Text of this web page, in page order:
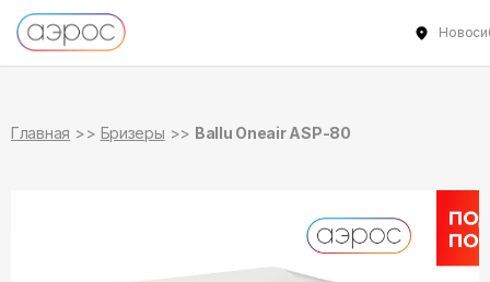
Главная Бризеры Ballu Oneair ASP-80
в наличии